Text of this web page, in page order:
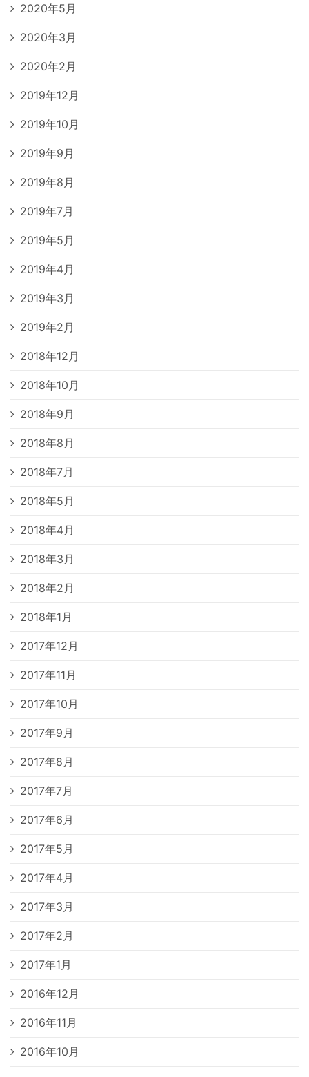
2020年5月
2020年3月
2020年2月
2019年12月
2019年10月
2019年9月
2019年8月
2019年7月
2019年5月
2019年4月
2019年3月
2019年2月
2018年12月
2018年10月
2018年9月
2018年8月
2018年7月
2018年5月
2018年4月
2018年3月
2018年2月
2018年1月
2017年12月
2017年11月
2017年10月
2017年9月
2017年8月
2017年7月
2017年6月
2017年5月
2017年4月
2017年3月
2017年2月
2017年1月
2016年12月
2016年11月
2016年10月